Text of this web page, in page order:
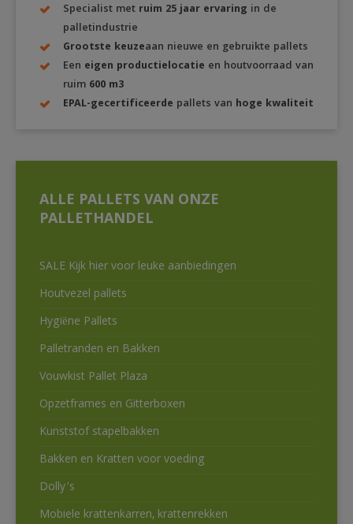
Specialist met ruim 25 jaar ervaring in de
palletindustrie
Grootste keuzeaan nieuwe en gebruikte pallets
Een eigen productielocatie en houtvoorraad van
ruim 600 m3
EPAL-gecertificeerde pallets van hoge kwaliteit
ALLE PALLETS VAN ONZE
PALLETHANDEL
SALE Kijk hier voor leuke aanbiedingen
Houtvezel pallets
Hygiëne Pallets
Palletranden en Bakken
Vouwkist Pallet Plaza
Opzetframes en Gitterboxen
Kunststof stapelbakken
Bakken en Kratten voor voeding
Dolly’s
Mobiele krattenkarren, krattenrekken